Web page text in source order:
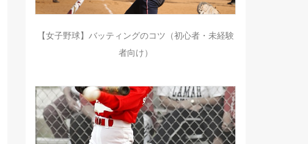
【女子野球】バッティングのコツ（初心者・未経験
者向け）